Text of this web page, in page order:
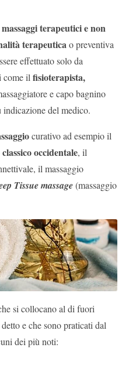
massaggi terapeutici e non
terapeuticao preventiva
effettuato solo da
come ilfisioterapista,
e capo bagnino
del medico.
curativo ad esempio il
occidentale, il
il massaggio
Tissue massage(massaggio
si collocano al di fuori
e che sono praticati dal
dei più noti: